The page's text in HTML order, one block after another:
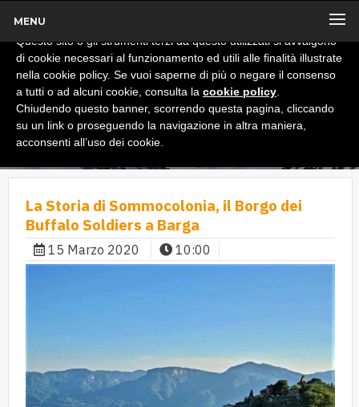
MENU
La Storia di Sommocolonia, il Borgo dei
Buffalo Soldiers a Barga
15 Marzo 2020 10:00
x
Informativa
Questo sito o gli strumenti terzi da questo utilizzati si avvalgono
di cookie necessari al funzionamento ed utili alle finalità illustrate
nella cookie policy. Se vuoi saperne di più o negare il consenso
a tutti o ad alcuni cookie, consulta la cookie policy
Chiudendo questo banner, scorrendo questa pagina, cliccando
su un link o proseguendo la navigazione in altra maniera,
acconsenti all’uso dei cookie.